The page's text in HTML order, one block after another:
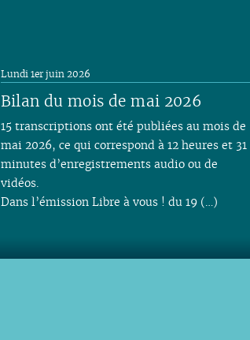
Bilan du mois de mai 2026
Lundi 1er juin 2026
15 transcriptions ont été publiées au mois de
mai 2026, ce qui correspond à 12 heures et 31
minutes d’enregistrements audio ou de
vidéos.
Dans l’émission Libre à vous ! du 19 (…)